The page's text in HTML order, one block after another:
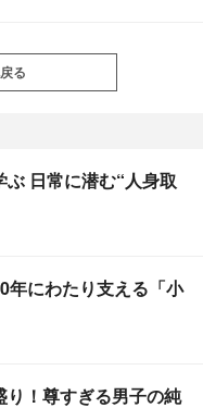
る
ぶ 日常に潜む“人身取
年にわたり支える「小
り！尊すぎる男子の純